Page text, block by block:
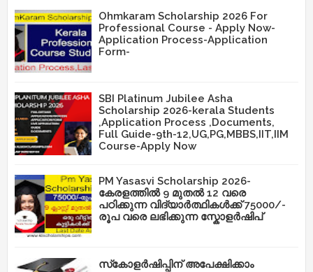
Ohmkaram Scholarship 2026 For
Professional Course - Apply Now-
Application Process-Application
Form-
SBI Platinum Jubilee Asha
Scholarship 2026-kerala Students
,Application Process ,Documents,
Full Guide-9th-12,UG,PG,MBBS,IIT,IIM
Course-Apply Now
PM Yasasvi Scholarship 2026-
കേരളത്തിൽ 9 മുതൽ 12 വരെ
പഠിക്കുന്ന വിദ്യാർത്ഥികൾക്ക് 75000/-
രൂപ വരെ ലഭിക്കുന്ന സ്കോളർഷിപ്
സ്‌കോളർഷിപ്പിന് അപേക്ഷിക്കാം